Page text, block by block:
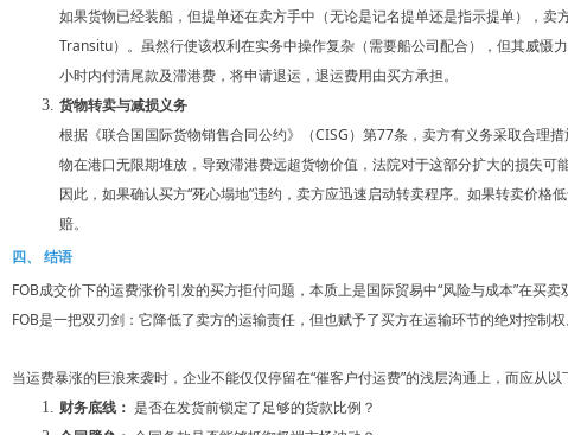
如果货物已经装船，但提单还在卖方手中（无论是记名提单还是指示提单），卖
Transitu）。虽然行使该权利在实务中操作复杂（需要船公司配合），但其威慑
小时内付清尾款及滞港费，将申请退运，退运费用由买方承担。
货物转卖与减损义务
根据《联合国国际货物销售合同公约》（CISG）第77条，卖方有义务采取合理
物在港口无限期堆放，导致滞港费远超货物价值，法院对于这部分扩大的损失可能
因此，如果确认买方“死心塌地”违约，卖方应迅速启动转卖程序。如果转卖价格
赔。
四、 结语
FOB成交价下的运费涨价引发的买方拒付问题，本质上是国际贸易中“风险与成本”在买
FOB是一把双刃剑：它降低了卖方的运输责任，但也赋予了买方在运输环节的绝对控制权
当运费暴涨的巨浪来袭时，企业不能仅仅停留在“催客户付运费”的浅层沟通上，而应从以
财务底线： 是否在发货前锁定了足够的货款比例？